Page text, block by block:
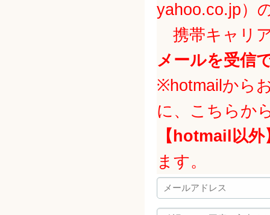
yahoo.co.jp）
携帯キャリ
メールを受信
※hotmailから
に、こちらか
【hotmail以外
ます。